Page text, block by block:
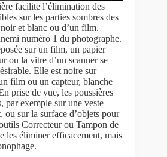
facilite l’élimination des
sur les parties sombres des
et blanc ou d’un film.
numéro 1 du photographe.
sur un film, un papier
ou la vitre d’un scanner se
Elle est noire sur
film ou un capteur, blanche
prise de vue, les poussières
par exemple sur une veste
ou sur la surface d’objets pour
Correcteur ou Tampon de
les éliminer efficacement, mais